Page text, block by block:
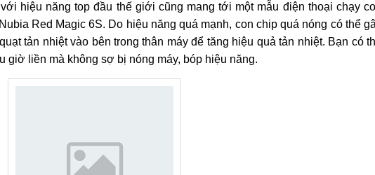
hiệu năng top đầu thế giới cũng mang tới một mẫu điện thoại chạy
Red Magic 6S. Do hiệu năng quá mạnh, con chip quá nóng có thể
tản nhiệt vào bên trong thân máy để tăng hiệu quả tản nhiệt. Bạn có
giờ liền mà không sợ bị nóng máy, bóp hiệu năng.